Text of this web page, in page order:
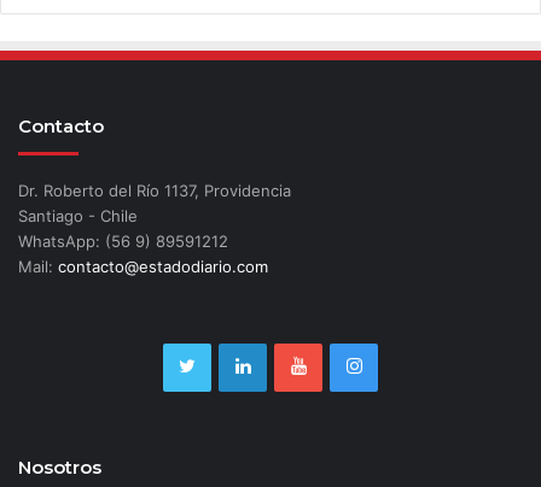
Contacto
Dr. Roberto del Río 1137, Providencia
Santiago - Chile
WhatsApp: (56 9) 89591212
Mail: contacto@estadodiario.com
Nosotros